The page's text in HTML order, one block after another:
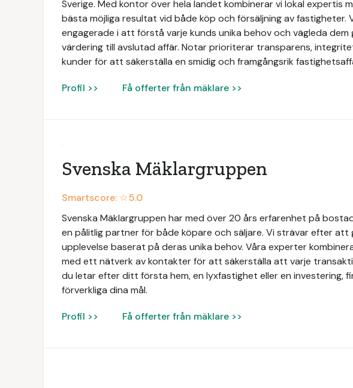
Sverige. Med kontor över hela landet kombinerar vi lokal
bästa möjliga resultat vid både köp och försäljning av fastigheter.
engagerade i att förstå varje kunds unika behov och vägleda dem
värdering till avslutad affär. Notar prioriterar transparens,
kunder för att säkerställa en smidig och framgångsrik
Profil >> Få offerter från mäklare >>
Svenska Mäklargruppen
Smartscore: ☆5.0
Svenska Mäklargruppen har med över 20 års erfarenhet på
en pålitlig partner för både köpare och säljare. Vi strävar efter att
upplevelse baserat på deras unika behov. Våra experter
med ett nätverk av kontakter för att säkerställa att varje
du letar efter ditt första hem, en lyxfastighet eller en investering,
förverkliga dina mål.
Profil >> Få offerter från mäklare >>